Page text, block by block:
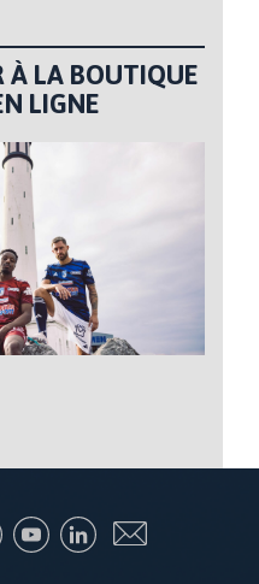
À LA BOUTIQUE
LIGNE